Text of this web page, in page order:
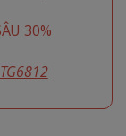
30%